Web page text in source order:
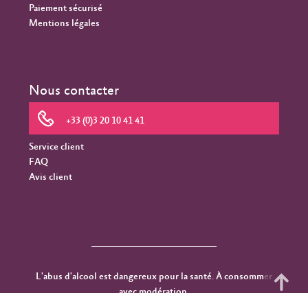
Paiement sécurisé
Mentions légales
Nous contacter
+33 (0)3 20 10 41 41
Service client
FAQ
Avis client
L'abus d'alcool est dangereux pour la santé. À consommer